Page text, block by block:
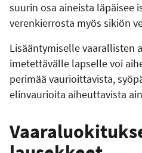
suurin osa aineista läpäisee
verenkierrosta myös sikiön
Lisääntymiselle vaarallisten
imetettävälle lapselle voi
perimää vaurioittavista,
elinvaurioita aiheuttavista